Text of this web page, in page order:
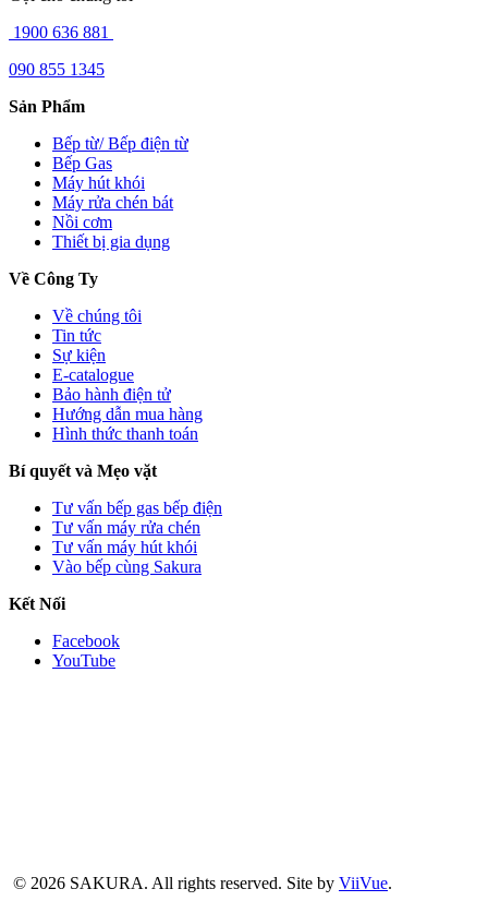
1900 636 881
090 855 1345
Sản Phẩm
Bếp từ/ Bếp điện từ
Bếp Gas
Máy hút khói
Máy rửa chén bát
Nồi cơm
Thiết bị gia dụng
Về Công Ty
Về chúng tôi
Tin tức
Sự kiện
E-catalogue
Bảo hành điện tử
Hướng dẫn mua hàng
Hình thức thanh toán
Bí quyết và Mẹo vặt
Tư vấn bếp gas bếp điện
Tư vấn máy rửa chén
Tư vấn máy hút khói
Vào bếp cùng Sakura
Kết Nối
Facebook
YouTube
© 2026 SAKURA. All rights reserved. Site by ViiVue.